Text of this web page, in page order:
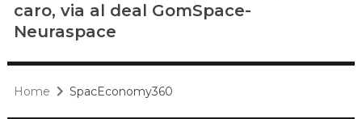
caro, via al deal GomSpace-
Neuraspace
Home SpacEconomy360